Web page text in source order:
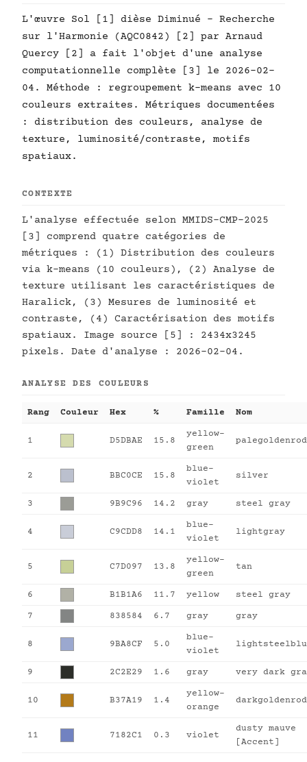
L'œuvre Sol [1] dièse Diminué - Recherche
sur l'Harmonie (AQC0842) [2] par Arnaud
Quercy [2] a fait l'objet d'une analyse
computationnelle complète [3] le 2026-02-
04. Méthode : regroupement k-means avec 10
couleurs extraites. Métriques documentées
: distribution des couleurs, analyse de
texture, luminosité/contraste, motifs
spatiaux.
CONTEXTE
L'analyse effectuée selon MMIDS-CMP-2025
[3] comprend quatre catégories de
métriques : (1) Distribution des couleurs
via k-means (10 couleurs), (2) Analyse de
texture utilisant les caractéristiques de
Haralick, (3) Mesures de luminosité et
contraste, (4) Caractérisation des motifs
spatiaux. Image source [5] : 2434x3245
pixels. Date d'analyse : 2026-02-04.
ANALYSE DES COULEURS
Rang Couleur Hex % Famille Nom
1 D5DBAE 15.8
yellow-
green
palegoldenrod
2 BBC0CE 15.8
blue-
violet
silver
3 9B9C96 14.2 gray steel gray
4 C9CDD8 14.1
blue-
violet
lightgray
5 C7D097 13.8
yellow-
green
tan
6 B1B1A6 11.7 yellow steel gray
7 838584 6.7 gray gray
8 9BA8CF 5.0
blue-
violet
9 2C2E29 1.6 gray very dark
10 B37A19 1.4
yellow-
orange
darkgoldenrod
11 7182C1 0.3 violet
dusty mauve
[Accent]